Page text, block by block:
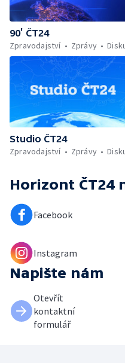
90’ ČT24
Zpravodajství
Zprávy
Studio ČT24
Zpravodajství
Zprávy
Horizont ČT24
Facebook
Instagram
Napište nám
Otevřít
kontaktní
formulář